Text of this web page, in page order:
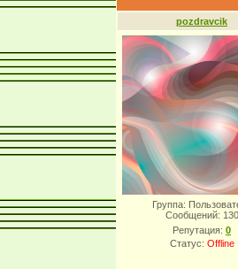
pozdravcik
Группа:
Сообщений: 130
Репутация: 0
Статус: Offline